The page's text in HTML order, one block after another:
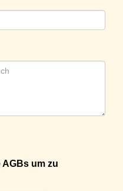
um zu